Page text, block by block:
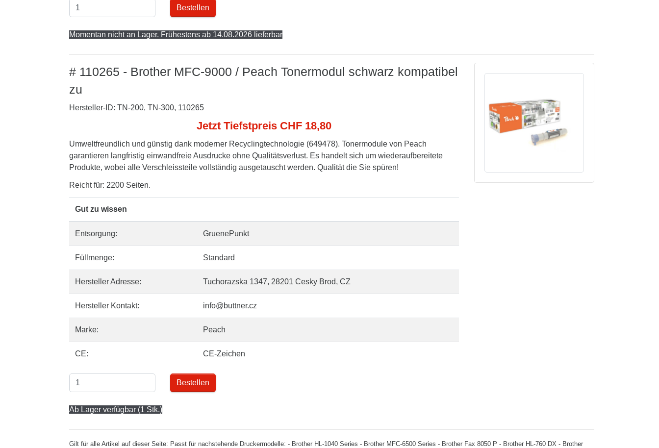
Bestellen
Momentan nicht an Lager. Frühestens ab 14.08.2026 lieferbar
# 110265 - Brother MFC-9000 / Peach Tonermodul schwarz kompatibel
zu
Hersteller-ID: TN-200, TN-300, 110265
Jetzt Tiefstpreis CHF 18,80
Umweltfreundlich und günstig dank moderner Recyclingtechnologie (649478). Tonermodule von Peach
garantieren langfristig einwandfreie Ausdrucke ohne Qualitätsverlust. Es handelt sich um wiederaufbereitete
Produkte, wobei alle Verschleissteile vollständig ausgetauscht werden. Qualität die Sie spüren!
Reicht für: 2200 Seiten.
Gut zu wissen
Entsorgung: GruenePunkt
Füllmenge: Standard
Hersteller Adresse: Tuchorazska 1347, 28201 Cesky Brod, CZ
Hersteller Kontakt: info@buttner.cz
Marke: Peach
CE: CE-Zeichen
Bestellen
Ab Lager verfügbar (1 Stk.)
Gilt für alle Artikel auf dieser Seite: Passt für nachstehende Druckermodelle: - Brother HL-1040 Series - Brother MFC-6500 Series - Brother Fax 8050 P - Brother HL-760 DX - Brother